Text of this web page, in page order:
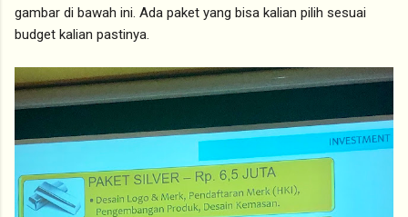
gambar di bawah ini. Ada paket yang bisa kalian pilih sesuai
budget kalian pastinya.